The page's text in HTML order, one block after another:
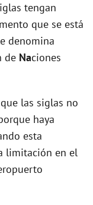
tengan
que se está
denomina
de Naciones
las siglas no
haya
esta
limitación en el